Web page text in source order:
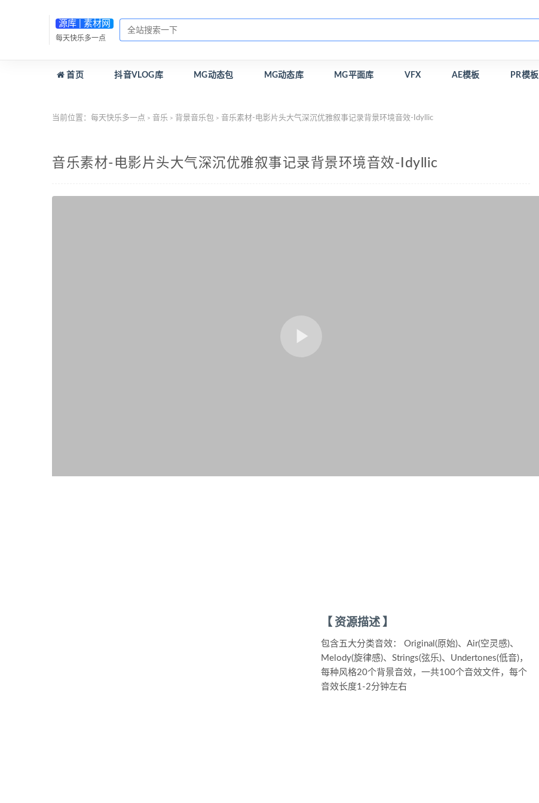
源库 | 素材网
每天快乐多一点
首页 抖音VLOG库 MG动态包 MG动态库 MG平面库 VFX AE模板 PR模板
当前位置： 每天快乐多一点 > 音乐 > 背景音乐包 > 音乐素材-电影片头大气深沉优雅叙事记录背景环境音效-Idyllic
音乐素材-电影片头大气深沉优雅叙事记录背景环境音效-Idyllic
【 资源描述 】
包含五大分类音效： Original(原始)、Air(空灵感)、
Melody(旋律感)、Strings(弦乐)、Undertones(低音)，
每种风格20个背景音效，一共100个音效文件，每个
音效长度1-2分钟左右